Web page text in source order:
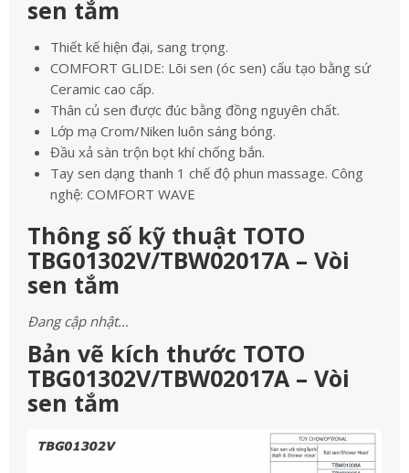
sen tắm
Thiết kế hiện đại, sang trọng.
COMFORT GLIDE: Lõi sen (óc sen) cấu tạo bằng sứ
Ceramic cao cấp.
Thân củ sen được đúc bằng đồng nguyên chất.
Lớp mạ Crom/Niken luôn sáng bóng.
Đầu xả sàn trộn bọt khí chống bắn.
Tay sen dạng thanh 1 chế độ phun massage. Công
nghệ: COMFORT WAVE
Thông số kỹ thuật TOTO
TBG01302V/TBW02017A – Vòi
sen tắm
Đang cập nhật…
Bản vẽ kích thước TOTO
TBG01302V/TBW02017A – Vòi
sen tắm